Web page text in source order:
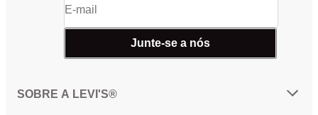
Junte-se a nós
SOBRE A LEVI'S®